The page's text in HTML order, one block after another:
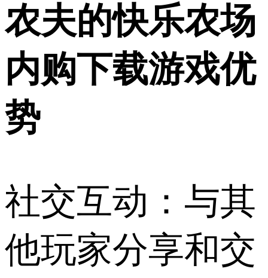
农夫的快乐农场
内购下载游戏优
势
社交互动：与其
他玩家分享和交